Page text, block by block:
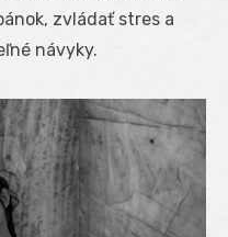
zvládať stres a
návyky.